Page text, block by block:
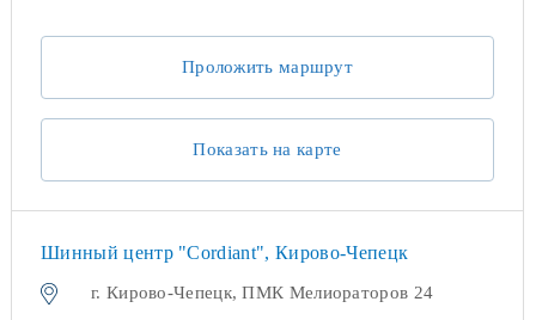
Проложить маршрут
Показать на карте
Шинный центр "Cordiant", Кирово-Чепецк
г. Кирово-Чепецк, ПМК Мелиораторов 24